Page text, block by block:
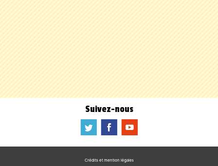
Suivez-nous
a b f
Crédits et mention légales